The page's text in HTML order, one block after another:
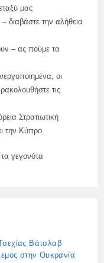
μας
διαβάστε την αλήθεια
– ας πούμε τα
οι
τις
Στρατιωτική
την Κύπρο.
γεγονότα
Βάτσλαβ
στην Ουκρανία